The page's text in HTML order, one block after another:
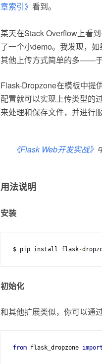
章索引》 看到。
某天在Stack Overflow上看
了一个小demo。我发现，
其他上传方式简单的多——
Flask-Dropzone在模板中提
配置就可以实现上传类型的
来处理和保存文件，并进行
《Flask Web开发实战》
用法说明
安装
$ pip install flask-
初始化
和其他扩展类似，你可以通
from flask_dropzone import